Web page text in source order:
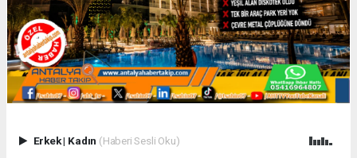
Erkek| Kadın (Haberi Sesli Oku)